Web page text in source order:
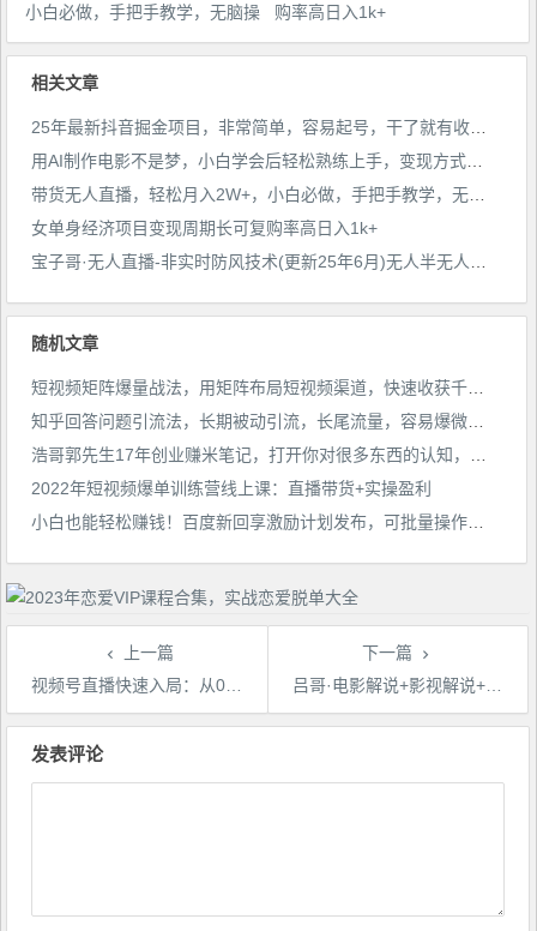
小白必做，手把手教学，无脑操
作(附学习资料)
购率高日入1k+
相关文章
25年最新抖音掘金项目，非常简单，容易起号，干了就有收益那种
用AI制作电影不是梦，小白学会后轻松熟练上手，变现方式多样，日入2张+
带货无人直播，轻松月入2W+，小白必做，手把手教学，无脑操作(附学习资料)
女单身经济项目变现周期长可复购率高日入1k+
宝子哥·无人直播-非实时防风技术(更新25年6月)无人半无人直播
随机文章
短视频矩阵爆量战法，用矩阵布局短视频渠道，快速收获千万流量
知乎回答问题引流法，长期被动引流，长尾流量，容易爆微【揭秘】
浩哥郭先生17年创业赚米笔记，打开你对很多东西的认知，让你知道原来赚钱或创业不单单是发力就行
2022年短视频爆单训练营线上课：直播带货+实操盈利
小白也能轻松赚钱！百度新回享激励计划发布，可批量操作日入300+！
上一篇
视频号直播快速入局：从0-1起号全流程，新人如何在视频号掘金
下一篇
吕哥·电影解说+影视解说+自媒体IP创业，不可错过的全新赛道，给信心才能坚持，给方法才能落地
文
发表评论